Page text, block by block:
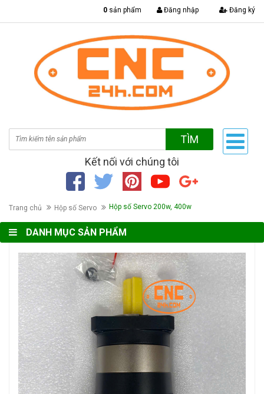
0 sản phẩm Đăng nhập Đăng ký
TÌM
Kết nối với chúng tôi
Trang chủ Hộp số Servo Hộp số Servo 200w, 400w
DANH MỤC SẢN PHẨM